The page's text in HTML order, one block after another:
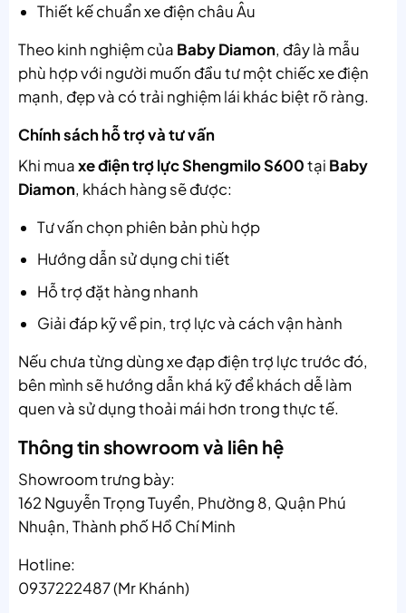
Thiết kế chuẩn xe điện châu Âu
Theo kinh nghiệm của Baby Diamon, đây là mẫu
phù hợp với người muốn đầu tư một chiếc xe điện
mạnh, đẹp và có trải nghiệm lái khác biệt rõ ràng.
Chính sách hỗ trợ và tư vấn
Khi muaxe điện trợ lực Shengmilo S600tại Baby
Diamon, khách hàng sẽ được:
Tư vấn chọn phiên bản phù hợp
Hướng dẫn sử dụng chi tiết
Hỗ trợ đặt hàng nhanh
Giải đáp kỹ về pin, trợ lực và cách vận hành
Nếu chưa từng dùng xe đạp điện trợ lực trước đó,
bên mình sẽ hướng dẫn khá kỹ để khách dễ làm
quen và sử dụng thoải mái hơn trong thực tế.
Thông tin showroom và liên hệ
Showroom trưng bày:
162 Nguyễn Trọng Tuyển, Phường 8, Quận Phú
Nhuận, Thành phố Hồ Chí Minh
Hotline:
0937222487 (Mr Khánh)